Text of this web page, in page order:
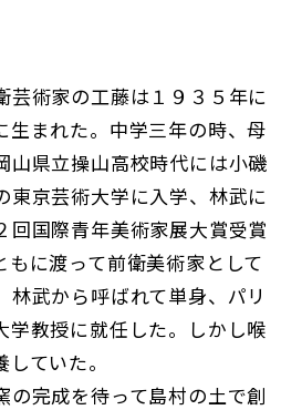
芸術家の工藤は１９３５年に
生まれた。中学三年の時、母
山県立操山高校時代には小磯
東京芸術大学に入学、林武に
回国際青年美術家展大賞受賞
もに渡って前衛美術家として
武から呼ばれて単身、パリ
学教授に就任した。しかし喉
ていた。
完成を待って島村の土で創